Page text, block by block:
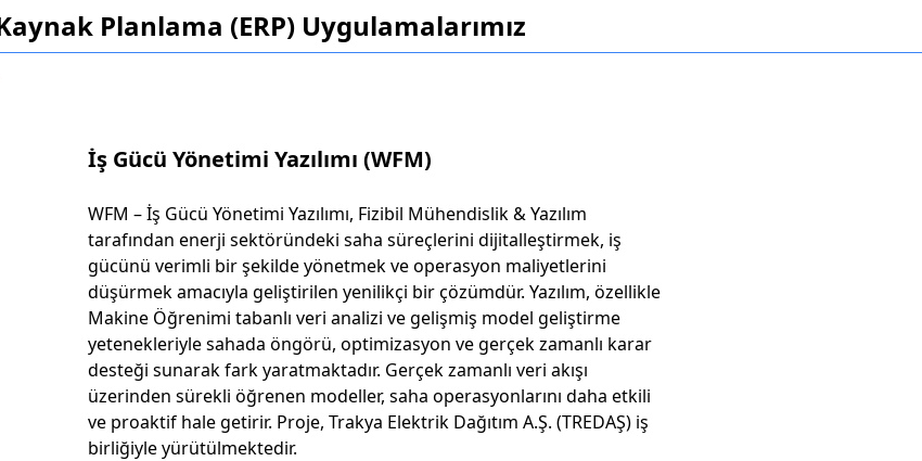
Planlama (ERP) Uygulamalarımız
İş Gücü Yönetimi Yazılımı (WFM)
WFM – İş Gücü Yönetimi Yazılımı, Fizibil Mühendislik & Yazılım
tarafından enerji sektöründeki saha süreçlerini dijitalleştirmek, iş
gücünü verimli bir şekilde yönetmek ve operasyon maliyetlerini
düşürmek amacıyla geliştirilen yenilikçi bir çözümdür. Yazılım, özellikle
Makine Öğrenimi tabanlı veri analizi ve gelişmiş model geliştirme
yetenekleriyle sahada öngörü, optimizasyon ve gerçek zamanlı karar
desteği sunarak fark yaratmaktadır. Gerçek zamanlı veri akışı
üzerinden sürekli öğrenen modeller, saha operasyonlarını daha etkili
ve proaktif hale getirir. Proje, Trakya Elektrik Dağıtım A.Ş. (TREDAŞ) iş
birliğiyle yürütülmektedir.